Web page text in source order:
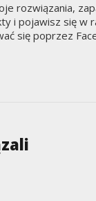
rozwiązania,
i pojawisz się w
się poprzez